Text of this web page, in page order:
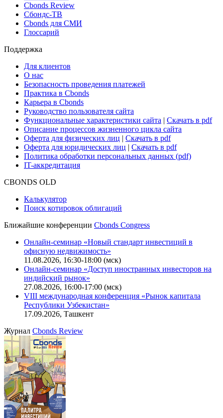
Cbonds Review
Сбондс-ТВ
Cbonds для СМИ
Глоссарий
Поддержка
Для клиентов
О нас
Безопасность проведения платежей
Практика в Cbonds
Карьера в Cbonds
Руководство пользователя сайта
Функциональные характеристики сайта | Скачать в pdf
Описание процессов жизненного цикла сайта
Оферта для физических лиц | Скачать в pdf
Оферта для юридических лиц | Скачать в pdf
Политика обработки персональных данных (pdf)
IT-аккредитация
CBONDS OLD
Калькулятор
Поиск котировок облигаций
Ближайшие конференции Cbonds Congress
Онлайн-семинар «Новый стандарт инвестиций в
офисную недвижимость»
11.08.2026, 16:30-18:00 (мск)
Онлайн-семинар «Доступ иностранных инвесторов на
индийский рынок»
27.08.2026, 16:00-17:00 (мск)
VIII международная конференция «Рынок капитала
Республики Узбекистан»
17.09.2026, Ташкент
Журнал Cbonds Review